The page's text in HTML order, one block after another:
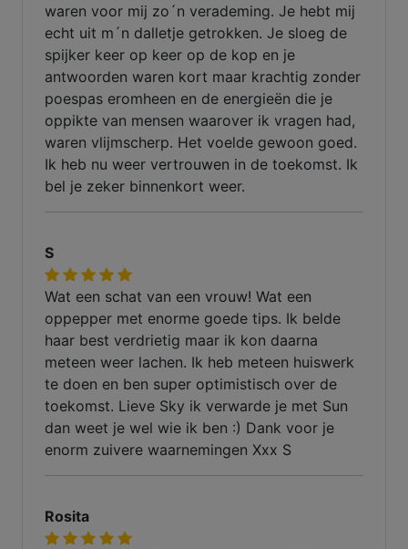
waren voor mij zo´n verademing. Je hebt mij
echt uit m´n dalletje getrokken. Je sloeg de
spijker keer op keer op de kop en je
antwoorden waren kort maar krachtig zonder
poespas eromheen en de energieën die je
oppikte van mensen waarover ik vragen had,
waren vlijmscherp. Het voelde gewoon goed.
Ik heb nu weer vertrouwen in de toekomst. Ik
bel je zeker binnenkort weer.
S
Wat een schat van een vrouw! Wat een
oppepper met enorme goede tips. Ik belde
haar best verdrietig maar ik kon daarna
meteen weer lachen. Ik heb meteen huiswerk
te doen en ben super optimistisch over de
toekomst. Lieve Sky ik verwarde je met Sun
dan weet je wel wie ik ben :) Dank voor je
enorm zuivere waarnemingen Xxx S
Rosita